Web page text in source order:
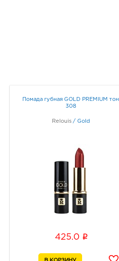
Помада губная GOLD PREMIUM тон
308
Relouis /Gold
425.0 i